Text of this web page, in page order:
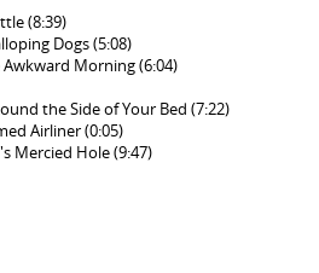
(8:39)
Dogs(5:08)
Awkward Morning(6:04)
the Side of Your Bed (7:22)
Airliner(0:05)
Mercied Hole(9:47)